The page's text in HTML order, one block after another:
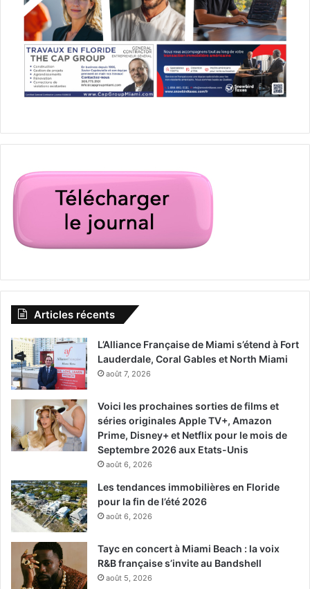
Articles récents
L’Alliance Française de Miami s’étend à Fort
Lauderdale, Coral Gables et North Miami
août 7, 2026
Voici les prochaines sorties de films et
séries originales Apple TV+, Amazon
Prime, Disney+ et Netflix pour le mois de
Septembre 2026 aux Etats-Unis
août 6, 2026
Les tendances immobilières en Floride
pour la fin de l’été 2026
août 6, 2026
Tayc en concert à Miami Beach : la voix
R&B française s’invite au Bandshell
août 5, 2026